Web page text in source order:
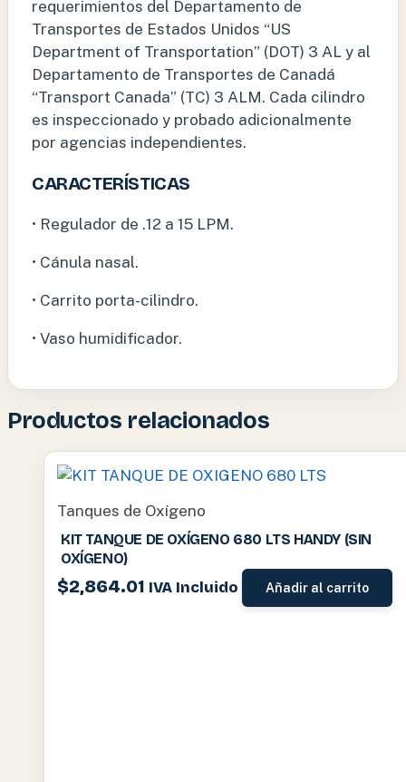
requerimientos del Departamento de
Transportes de Estados Unidos “US
Department of Transportation” (DOT) 3 AL y al
Departamento de Transportes de Canadá
“Transport Canada” (TC) 3 ALM. Cada cilindro
es inspeccionado y probado adicionalmente
por agencias independientes.
CARACTERÍSTICAS
• Regulador de .12 a 15 LPM.
• Cánula nasal.
• Carrito porta-cilindro.
• Vaso humidificador.
Productos relacionados
Tanques de Oxígeno
KIT TANQUE DE OXÍGENO 680 LTS HANDY (SIN
OXÍGENO)
$2,864.01 IVA Incluido Añadir al carrito